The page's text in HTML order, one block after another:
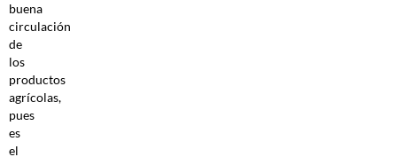
buena
circulación
de
los
productos
agrícolas,
pues
es
el